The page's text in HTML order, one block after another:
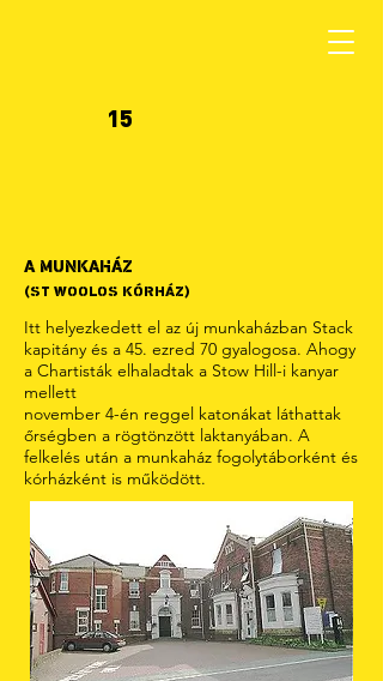
15
A MUNKAHÁZ
(ST WOOLOS KÓRHÁZ)
Itt helyezkedett el az új munkaházban Stack
kapitány és a 45. ezred 70 gyalogosa. Ahogy
a Chartisták elhaladtak a Stow Hill-i kanyar
mellett
november 4-én reggel katonákat láthattak
őrségben a rögtönzött laktanyában. A
felkelés után a munkaház fogolytáborként és
kórházként is működött.